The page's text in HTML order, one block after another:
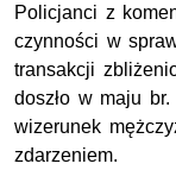
Policjanci z
czynności w
transakcji
doszło w maju
wizerunek
zdarzeniem.